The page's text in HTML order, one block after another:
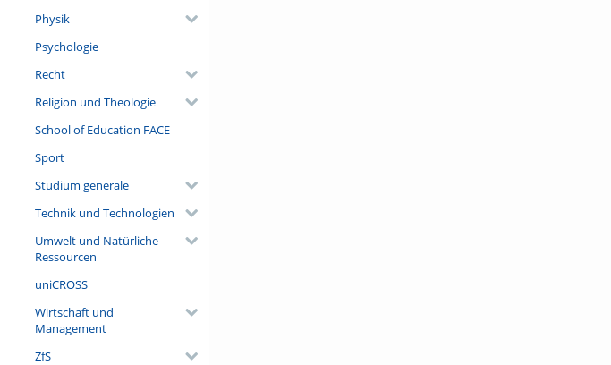
Physik
Psychologie
Recht
Religion und Theologie
School of Education FACE
Sport
Studium generale
Technik und Technologien
Umwelt und Natürliche
Ressourcen
uniCROSS
Wirtschaft und
Management
ZfS